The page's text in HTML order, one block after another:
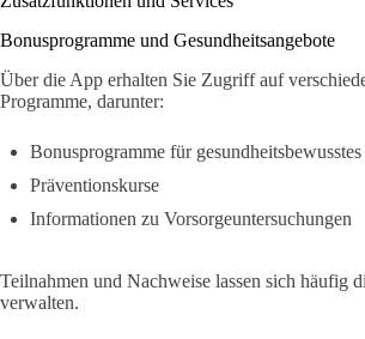
Bonusprogramme und Gesundheitsangebote
Über die App erhalten Sie Zugriff auf
Programme, darunter:
Bonusprogramme für
Präventionskurse
Informationen zu Vorsorgeuntersuchungen
Teilnahmen und Nachweise lassen sich häufig
verwalten.